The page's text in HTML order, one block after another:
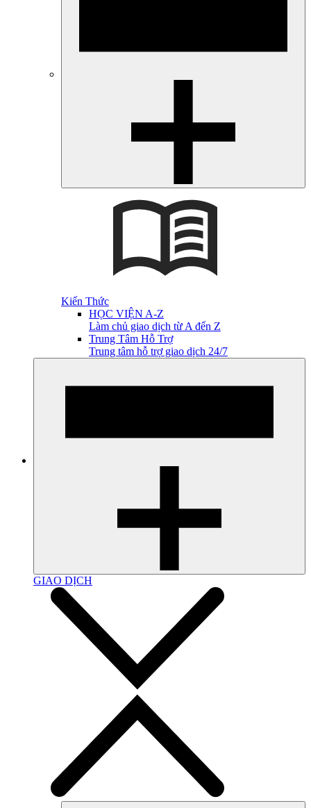
Kiến Thức
HỌC VIỆN A-Z
Làm chủ giao dịch từ A đến Z
Trung Tâm Hỗ Trợ
Trung tâm hỗ trợ giao dịch 24/7
GIAO DỊCH